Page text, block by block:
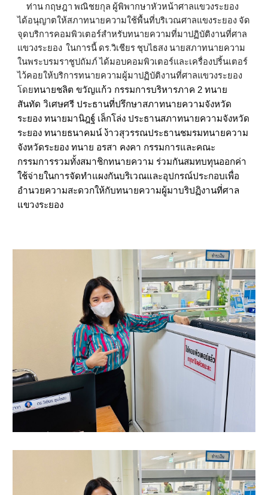
ท่าน กฤษฎา พณิชยกุล ผู้พิพากษาหัวหน้าศาลแขวงระยอง
ได้อนุญาตให้สภาทนายความใช้พื้นที่บริเวณศาลแขงระยอง จัด
จุดบริการคอมพิวเตอร์สำหรับทนายความที่มาปฏิบัติงานที่ศาล
แขวงระยอง ในการนี้ ดร.วิเชียร ชุบไธสง นายสภาทนายความ
ในพระบรมราชูปถัมภ์ ได้มอบคอมพิวเตอร์และเครื่องปริ้นเตอร์
ไว้คอยให้บริการทนายความผู้มาปฏิบัติงานที่ศาลแขวงระยอง
โดยทนายชลิต ขวัญแก้ว กรรมการบริหารภาค 2 ทนาย
สันทัด วิเศษศรี ประธานที่ปรึกษาสภาทนายความจังหวัด
ระยอง ทนายมานิฎฐ์ เล็กโล่ง ประธานสภาทนายความจังหวัด
ระยอง ทนายธนาคมน์ ง้าวสุวรรณประธานชมรมทนายความ
จังหวัดระยอง ทนาย อรสา คงคา กรรมการและคณะ
กรรมการรวมทั้งสมาชิกทนายความ ร่วมกันสมทบทุนออกค่า
ใช้จ่ายในการจัดทำแผงกันบริเวณและอุปกรณ์ประกอบเพื่อ
อำนวยความสะดวกให้กับทนายความผู้มาบริปฏิงานที่ศาล
แขวงระยอง